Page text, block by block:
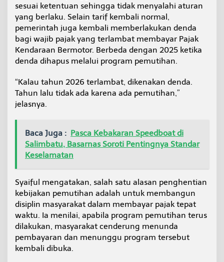
sesuai ketentuan sehingga tidak menyalahi aturan
yang berlaku. Selain tarif kembali normal,
pemerintah juga kembali memberlakukan denda
bagi wajib pajak yang terlambat membayar Pajak
Kendaraan Bermotor. Berbeda dengan 2025 ketika
denda dihapus melalui program pemutihan.
“Kalau tahun 2026 terlambat, dikenakan denda.
Tahun lalu tidak ada karena ada pemutihan,”
jelasnya.
Baca Juga : Pasca Kebakaran Speedboat di
Salimbatu, Basarnas Soroti Pentingnya Standar
Keselamatan
Syaiful mengatakan, salah satu alasan penghentian
kebijakan pemutihan adalah untuk membangun
disiplin masyarakat dalam membayar pajak tepat
waktu. Ia menilai, apabila program pemutihan terus
dilakukan, masyarakat cenderung menunda
pembayaran dan menunggu program tersebut
kembali dibuka.